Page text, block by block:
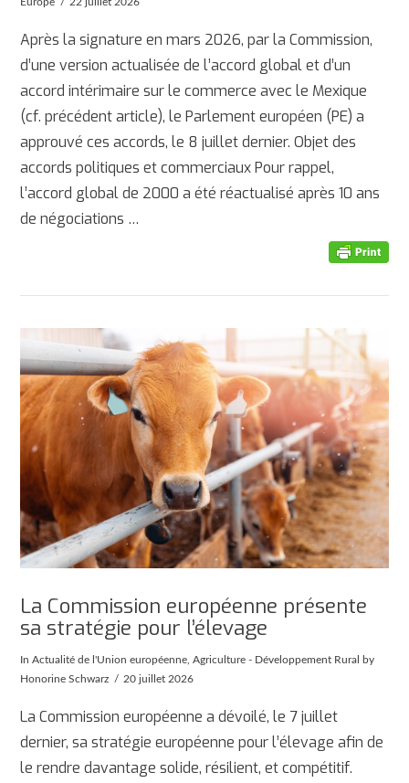
Après la signature en mars 2026, par la Commission,
d’une version actualisée de l’accord global et d’un
accord intérimaire sur le commerce avec le Mexique
(cf. précédent article), le Parlement européen (PE) a
approuvé ces accords, le 8 juillet dernier. Objet des
accords politiques et commerciaux Pour rappel,
l’accord global de 2000 a été réactualisé après 10 ans
de négociations …
La Commission européenne présente
sa stratégie pour l’élevage
InActualité de l'Union européenne ,Agriculture - Développement Rural
by
Honorine Schwarz
20 juillet 2026
La Commission européenne a dévoilé, le 7 juillet
dernier, sa stratégie européenne pour l’élevage afin de
le rendre davantage solide, résilient, et compétitif.